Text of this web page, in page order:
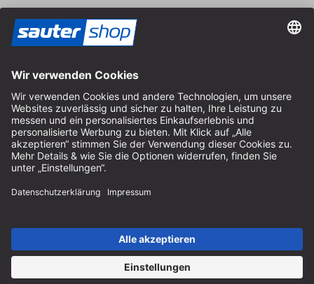
Impressum
AGB
Datenschutz
Cookie-Einstellungen
© 2026 sauter GmbH
* kostenloser Versand ab 150 Euro Bestellwert innerhalb
Deutschlands für die Standard-Paketgrößen - ausgenommen
Sperrgut und Fracht
In Abh. des Lieferlandes kann die MwSt. an der Kasse variieren.